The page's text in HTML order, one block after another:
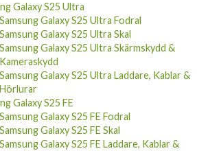
Samsung Galaxy S25 Ultra Fodral
Samsung Galaxy S25 Ultra Skal
Samsung Galaxy S25 Ultra Skärmskydd &
Kameraskydd
Samsung Galaxy S25 Ultra Laddare, Kablar &
Hörlurar
Galaxy S25 FE
Samsung Galaxy S25 FE Fodral
Samsung Galaxy S25 FE Skal
Samsung Galaxy S25 FE Laddare, Kablar &
Hörlurar